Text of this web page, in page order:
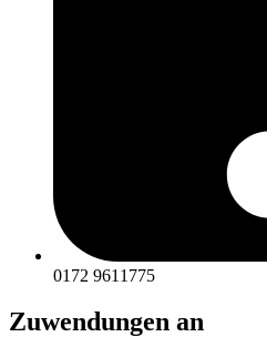
0172 9611775
Zuwendungen an